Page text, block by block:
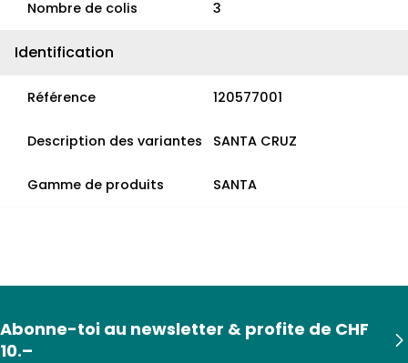
Nombre de colis 3
Identification
Référence 120577001
Description des variantes SANTA CRUZ
Gamme de produits SANTA
Abonne-toi au newsletter & profite de CHF
10.–